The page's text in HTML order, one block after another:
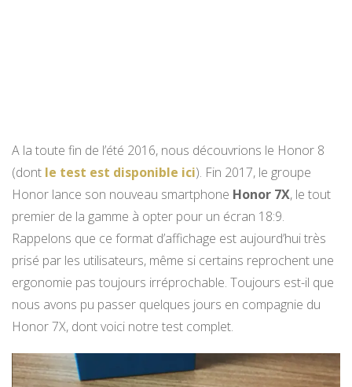
A la toute fin de l’été 2016, nous découvrions le Honor 8
(dont le test est disponible ici). Fin 2017, le groupe
Honor lance son nouveau smartphone Honor 7X, le tout
premier de la gamme à opter pour un écran 18:9.
Rappelons que ce format d’affichage est aujourd’hui très
prisé par les utilisateurs, même si certains reprochent une
ergonomie pas toujours irréprochable. Toujours est-il que
nous avons pu passer quelques jours en compagnie du
Honor 7X, dont voici notre test complet.